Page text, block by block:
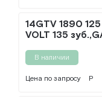
14GTV 1890
VOLT 135
В наличии
Цена по запросу Р